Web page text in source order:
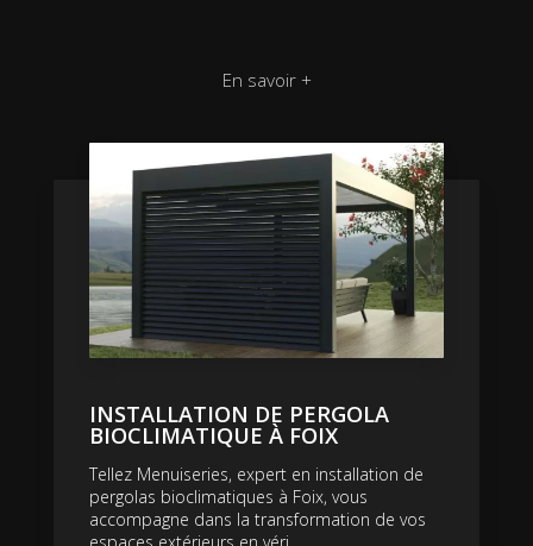
En savoir +
INSTALLATION DE PERGOLA
BIOCLIMATIQUE À FOIX
Tellez Menuiseries, expert en installation de
pergolas bioclimatiques à Foix, vous
accompagne dans la transformation de vos